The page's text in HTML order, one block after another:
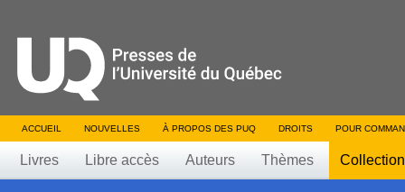
ACCUEIL NOUVELLES À PROPOS DES PUQ DROITS POUR
Livres Libre accès Auteurs Thèmes